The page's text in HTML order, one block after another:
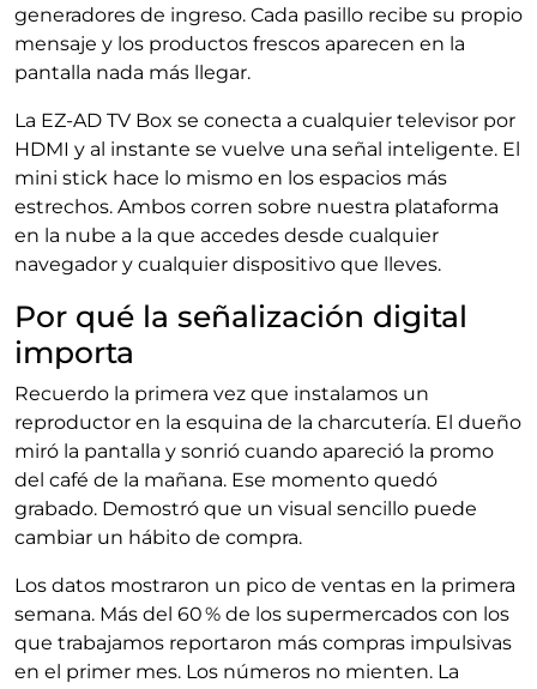
generadores de ingreso. Cada pasillo recibe su propio
mensaje y los productos frescos aparecen en la
pantalla nada más llegar.
La EZ-AD TV Box se conecta a cualquier televisor por
HDMI y al instante se vuelve una señal inteligente. El
mini stick hace lo mismo en los espacios más
estrechos. Ambos corren sobre nuestra plataforma
en la nube a la que accedes desde cualquier
navegador y cualquier dispositivo que lleves.
Por qué la señalización digital
importa
Recuerdo la primera vez que instalamos un
reproductor en la esquina de la charcutería. El dueño
miró la pantalla y sonrió cuando apareció la promo
del café de la mañana. Ese momento quedó
grabado. Demostró que un visual sencillo puede
cambiar un hábito de compra.
Los datos mostraron un pico de ventas en la primera
semana. Más del 60 % de los supermercados con los
que trabajamos reportaron más compras impulsivas
en el primer mes. Los números no mienten. La